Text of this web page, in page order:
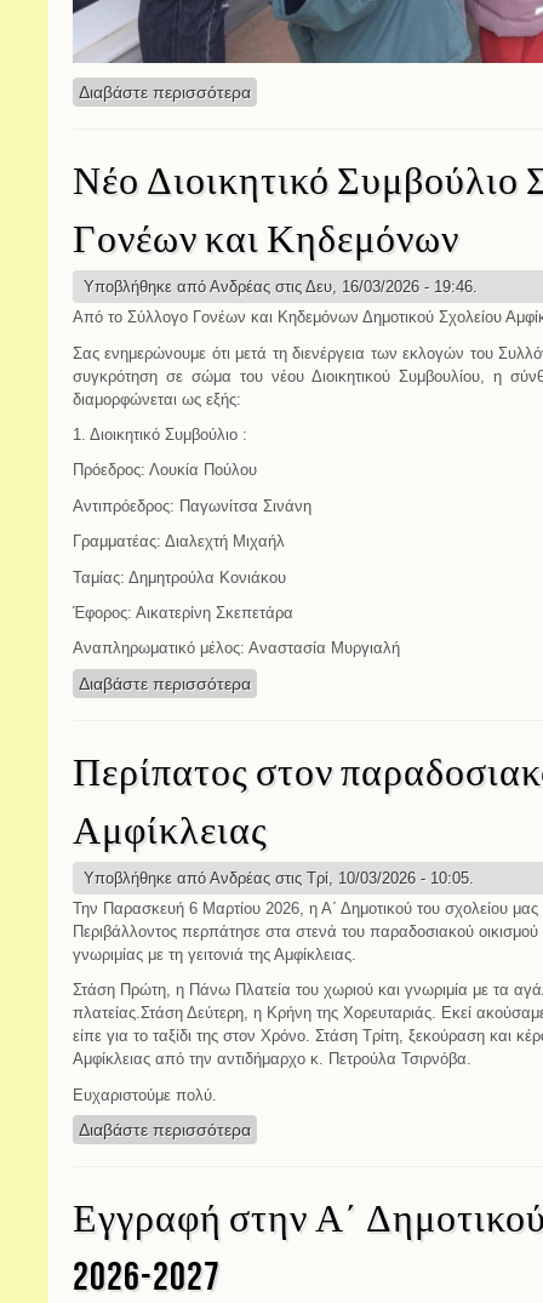
Διαβάστε περισσότερα
Νέο Διοικητικό Συμβούλιο
Γονέων και Κηδεμόνων
Υποβλήθηκε από Ανδρέας στις Δευ, 16/03/2026 - 19:46.
Από το Σύλλογο Γονέων και Κηδεμόνων Δημοτικού Σχολείου
Σας ενημερώνουμε ότι μετά τη διενέργεια των εκλογών του
συγκρότηση σε σώμα του νέου Διοικητικού Συμβουλίου, η
διαμορφώνεται ως εξής:
1. Διοικητικό Συμβούλιο :
Πρόεδρος: Λουκία Πούλου
Αντιπρόεδρος: Παγωνίτσα Σινάνη
Γραμματέας: Διαλεχτή Μιχαήλ
Ταμίας: Δημητρούλα Κονιάκου
Έφορος: Αικατερίνη Σκεπετάρα
Αναπληρωματικό μέλος: Αναστασία Μυργιαλή
Διαβάστε περισσότερα
Περίπατος στον
Αμφίκλειας
Υποβλήθηκε από Ανδρέας στις Τρί, 10/03/2026 - 10:05.
Την Παρασκευή 6 Μαρτίου 2026, η Α΄ Δημοτικού του σχολείου μας
Περιβάλλοντος περπάτησε στα στενά του παραδοσιακού οικισμού
γνωριμίας με τη γειτονιά της Αμφίκλειας.
Στάση Πρώτη, η Πάνω Πλατεία του χωριού και γνωριμία με τα
πλατείας.Στάση Δεύτερη, η Κρήνη της Χορευταριάς. Εκεί
είπε για το ταξίδι της στον Χρόνο. Στάση Τρίτη, ξεκούραση και
Αμφίκλειας από την αντιδήμαρχο κ. Πετρούλα Τσιρνόβα.
Ευχαριστούμε πολύ.
Διαβάστε περισσότερα
Εγγραφή στην Α΄
2026-2027